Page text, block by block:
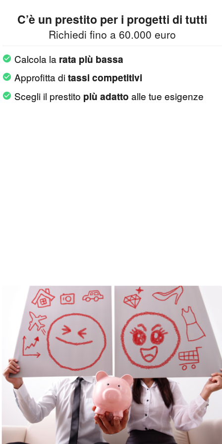
C’è un prestito per i progetti di tutti
Richiedi fino a 60.000 euro
Calcola la rata più bassa
Approfitta ditassi competitivi
Scegli il prestito più adatto alle tue esigenze